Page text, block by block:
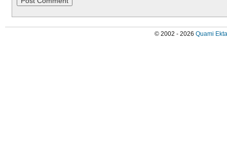
© 2002 - 2026 Quami